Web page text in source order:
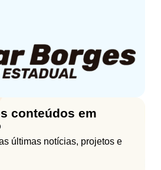
conteúdos em
últimas notícias, projetos e